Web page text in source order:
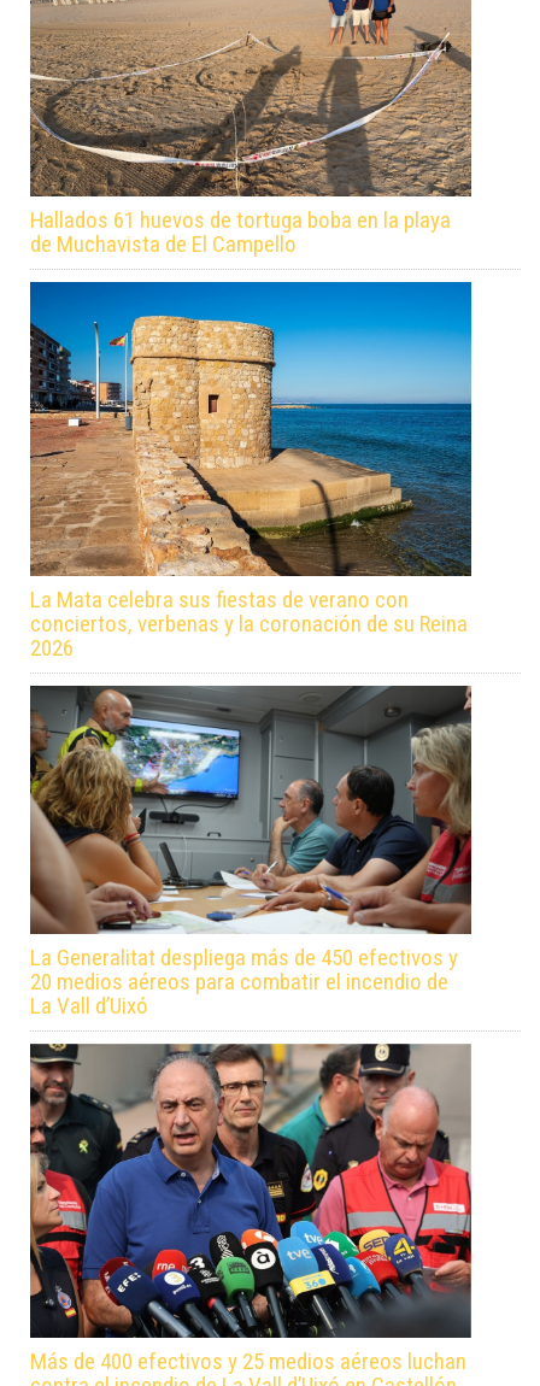
Hallados 61 huevos de tortuga boba en la playa
de Muchavista de El Campello
La Mata celebra sus fiestas de verano con
conciertos, verbenas y la coronación de su Reina
2026
La Generalitat despliega más de 450 efectivos y
20 medios aéreos para combatir el incendio de
La Vall d’Uixó
Más de 400 efectivos y 25 medios aéreos luchan